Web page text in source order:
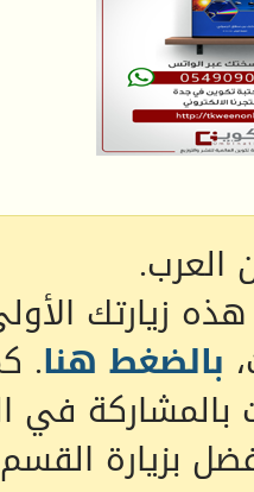
العرب.
زيارتك
بالضغط هنا.
بالمشاركة في
بزيارة